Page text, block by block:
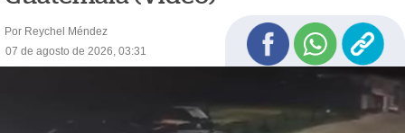
Por Reychel Méndez
07 de agosto de 2026, 03:31